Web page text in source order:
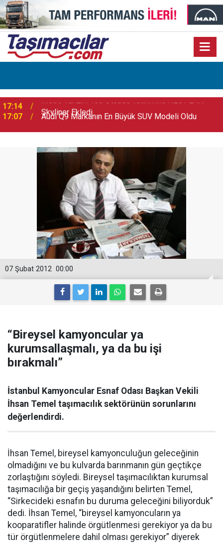
17:07 Audi Q9 Markanın En Büyük SUV Modeli Oldu
00:00
07 Şubat 2012
“Bireysel kamyoncular ya
kurumsallaşmalı, ya da bu işi
bırakmalı”
İstanbul Kamyoncular Esnaf Odası Başkan Vekili
İhsan Temel taşımacılık sektörünün sorunlarını
değerlendirdi.
İhsan Temel, bireysel kamyonculuğun geleceğinin
olmadığını ve bu kulvarda barınmanın gün geçtikçe
zorlaştığını söyledi. Bireysel taşımacılıktan kurumsal
taşımacılığa bir geçiş yaşandığını belirten Temel,
“Sirkecideki esnafın bu duruma geleceğini biliyorduk”
dedi. İhsan Temel, “bireysel kamyoncuların ya
kooparatifler halinde örgütlenmesi gerekiyor ya da bu
tür örgütlenmelere dahil olması gerekiyor” diyerek